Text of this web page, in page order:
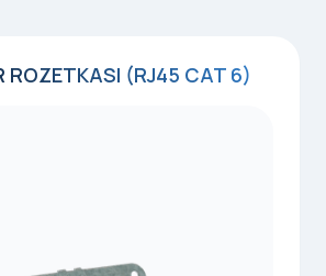
ROZETKASI (RJ45 CAT 6)